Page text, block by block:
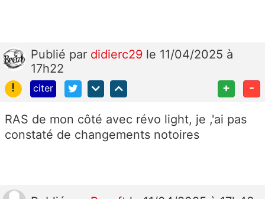
Publié par didierc29 le 11/04/2025 à
17h22
!
citer + -
RAS de mon côté avec révo light, je ,'ai pas
constaté de changements notoires